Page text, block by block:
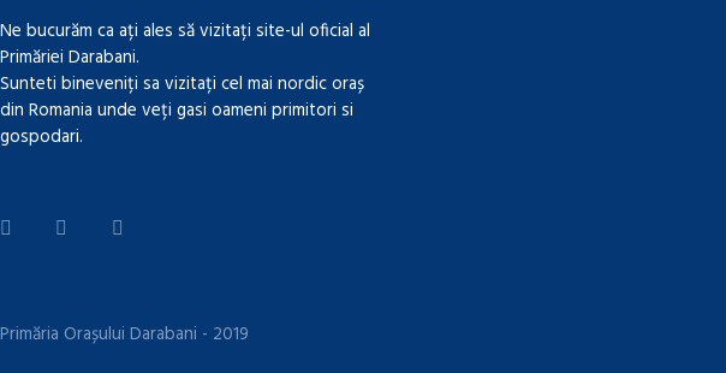
Ne bucurăm ca ați ales să vizitați site-ul oficial al
Primăriei Darabani.
Sunteti bineveniți sa vizitați cel mai nordic oraș
din Romania unde veți gasi oameni primitori si
gospodari.
Primăria Orașului Darabani - 2019